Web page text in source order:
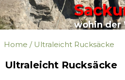
wohin der
Home / Ultraleicht Rucksäcke
Ultraleicht Rucksäcke